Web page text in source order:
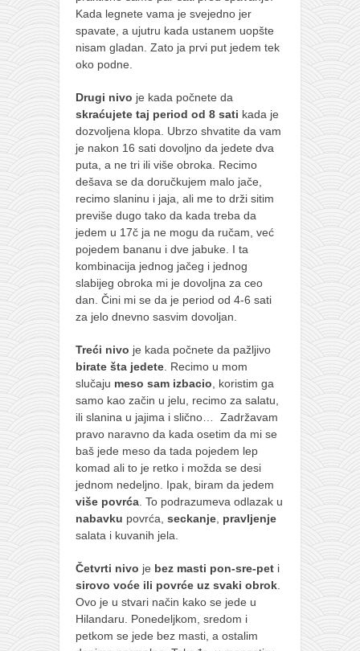
Kada legnete vama je svejedno jer
spavate, a ujutru kada ustanem uopšte
nisam gladan. Zato ja prvi put jedem tek
oko podne.
Drugi nivo je kada počnete da
skraćujete taj period od 8 sati kada je
dozvoljena klopa. Ubrzo shvatite da vam
je nakon 16 sati dovoljno da jedete dva
puta, a ne tri ili više obroka. Recimo
dešava se da doručkujem malo jače,
recimo slaninu i jaja, ali me to drži sitim
previše dugo tako da kada treba da
jedem u 17č ja ne mogu da ručam, već
pojedem bananu i dve jabuke. I ta
kombinacija jednog jačeg i jednog
slabijeg obroka mi je dovoljna za ceo
dan. Čini mi se da je period od 4-6 sati
za jelo dnevno sasvim dovoljan.
Treći nivo je kada počnete da pažljivo
birate šta jedete. Recimo u mom
slučaju meso sam izbacio, koristim ga
samo kao začin u jelu, recimo za salatu,
ili slanina u jajima i slično… Zadržavam
pravo naravno da kada osetim da mi se
baš jede meso da tada pojedem lep
komad ali to je retko i možda se desi
jednom nedeljno. Ipak, biram da jedem
više povrća. To podrazumeva odlazak u
nabavku povrća, seckanje, pravljenje
salata i kuvanih jela.
Četvrti nivo je bez masti pon-sre-pet i
sirovo voće ili povrće uz svaki obrok.
Ovo je u stvari način kako se jede u
Hilandaru. Ponedeljkom, sredom i
petkom se jede bez masti, a ostalim